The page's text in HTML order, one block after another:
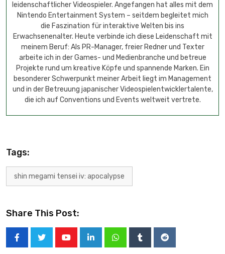
leidenschaftlicher Videospieler. Angefangen hat alles mit dem
Nintendo Entertainment System – seitdem begleitet mich
die Faszination für interaktive Welten bis ins
Erwachsenenalter. Heute verbinde ich diese Leidenschaft mit
meinem Beruf: Als PR-Manager, freier Redner und Texter
arbeite ich in der Games- und Medienbranche und betreue
Projekte rund um kreative Köpfe und spannende Marken. Ein
besonderer Schwerpunkt meiner Arbeit liegt im Management
und in der Betreuung japanischer Videospielentwicklertalente,
die ich auf Conventions und Events weltweit vertrete.
Tags:
shin megami tensei iv: apocalypse
Share This Post: